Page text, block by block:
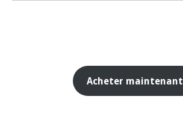
Acheter maintenant